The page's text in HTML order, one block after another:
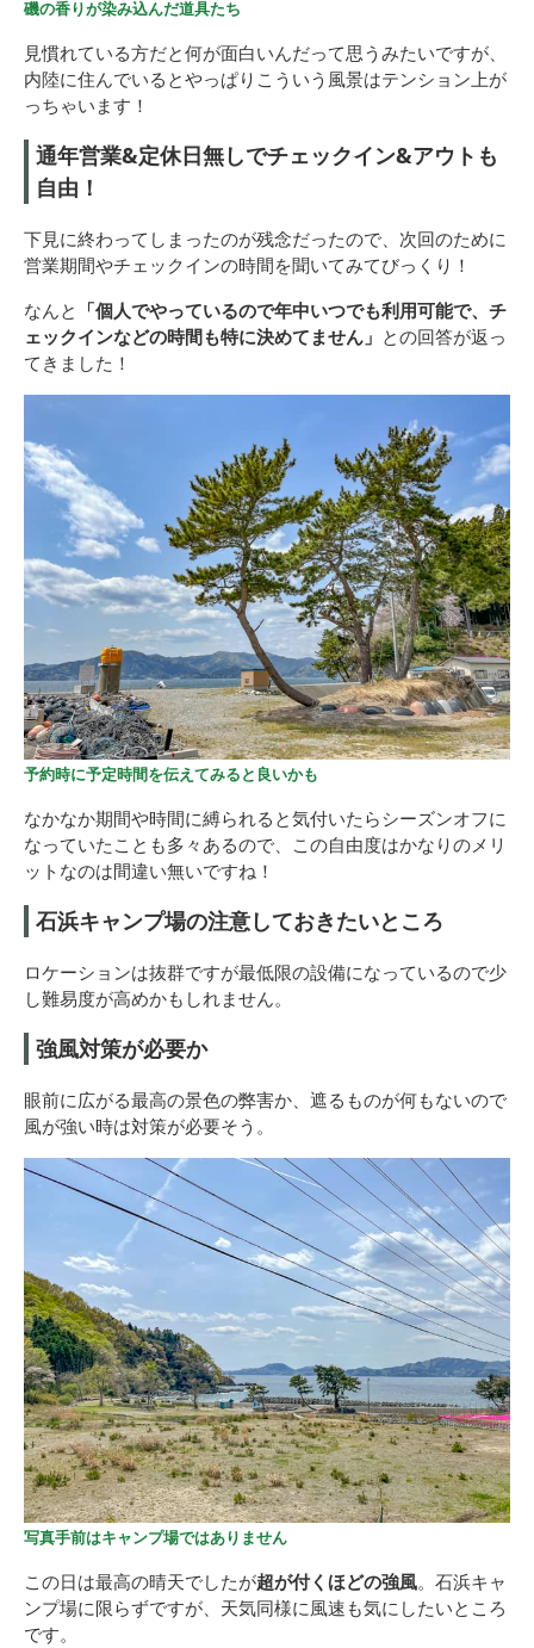
磯の香りが染み込んだ道具たち
見慣れている方だと何が面白いんだって思うみたいですが、
内陸に住んでいるとやっぱりこういう風景はテンション上が
っちゃいます！
通年営業&定休日無しでチェックイン&アウトも
自由！
下見に終わってしまったのが残念だったので、次回のために
営業期間やチェックインの時間を聞いてみてびっくり！
なんと 「個人でやっているので年中いつでも利用可能で、チ
ェックインなどの時間も特に決めてません」 との回答が返っ
てきました！
予約時に予定時間を伝えてみると良いかも
なかなか期間や時間に縛られると気付いたらシーズンオフに
なっていたことも多々あるので、この自由度はかなりのメリ
ットなのは間違い無いですね！
石浜キャンプ場の注意しておきたいところ
ロケーションは抜群ですが最低限の設備になっているので少
し難易度が高めかもしれません。
強風対策が必要か
眼前に広がる最高の景色の弊害か、遮るものが何もないので
風が強い時は対策が必要そう。
写真手前はキャンプ場ではありません
この日は最高の晴天でしたが超が付くほどの強風。石浜キャ
ンプ場に限らずですが、天気同様に風速も気にしたいところ
です。